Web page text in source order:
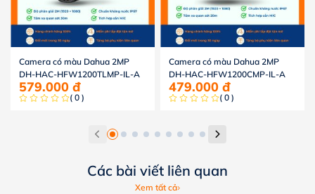
Camera có màu Dahua 2MP
DH-HAC-HFW1200TLMP-IL-A
579.000 đ
( 0 )
Camera có màu Dahua 2MP
DH-HAC-HFW1200CMP-IL-A
479.000 đ
( 0 )
Các bài viết liên quan
Xem tất cả